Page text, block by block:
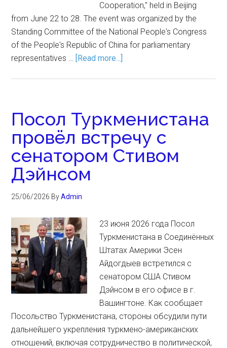
Cooperation," held in Beijing
from June 22 to 28. The event was organized by the
Standing Committee of the National People's Congress
of the People's Republic of China for parliamentary
representatives … [Read more...]
Посол Туркменистана
провёл встречу с
сенатором Стивом
Дэйнсом
25/06/2026 ByAdmin
23 июня 2026 года Посол
Туркменистана в Соединённых
Штатах Америки Эсен
Айдогдыев встретился с
сенатором США Стивом
Дэйнсом в его офисе в г.
Вашингтоне. Как сообщает
Посольство Туркменистана, стороны обсудили пути
дальнейшего укрепления туркмено-американских
отношений, включая сотрудничество в политической,